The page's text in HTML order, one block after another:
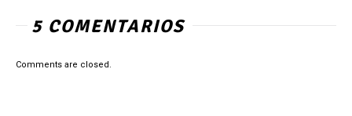
5 COMENTARIOS
Comments are closed.